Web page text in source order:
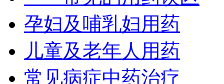
孕妇及哺乳妇用药
儿童及老年人用药
常见病症中药治疗